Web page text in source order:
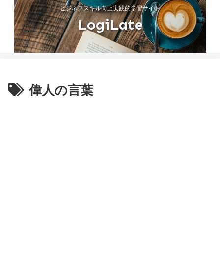
ビジネススキル向上実践的学習サイト
LogiLate
偉人の言葉